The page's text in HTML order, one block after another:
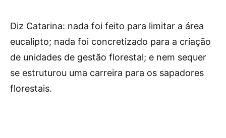
Diz Catarina: nada foi feito para limitar a área
eucalipto; nada foi concretizado para a criação
de unidades de gestão florestal; e nem sequer
se estruturou uma carreira para os sapadores
florestais.